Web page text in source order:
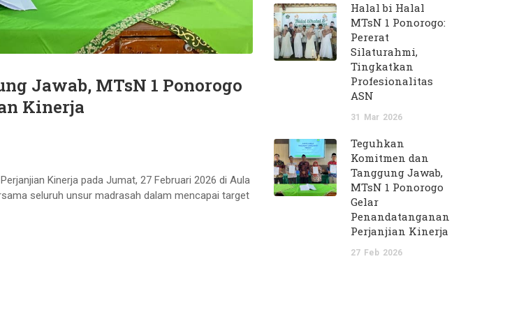
Jawab, MTsN 1 Ponorogo
Kinerja
Kinerja pada Jumat, 27 Februari 2026 di Aula
seluruh unsur madrasah dalam mencapai target
Halal bi Halal
MTsN 1 Ponorogo:
Pererat
Silaturahmi,
Tingkatkan
Profesionalitas
ASN
31 Mar 2026
Teguhkan
Komitmen dan
Tanggung Jawab,
MTsN 1 Ponorogo
Gelar
Penandatanganan
Perjanjian Kinerja
27 Feb 2026